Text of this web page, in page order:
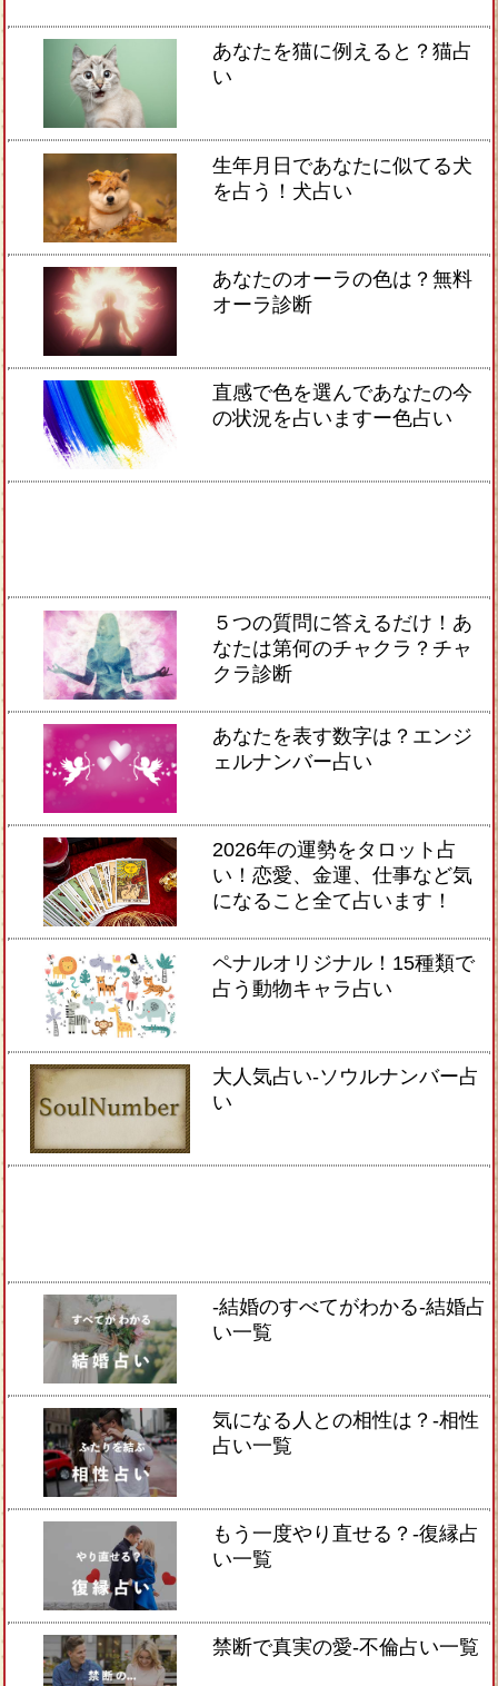
あなたを猫に例えると？猫占
い
生年月日であなたに似てる犬
を占う！犬占い
あなたのオーラの色は？無料
オーラ診断
直感で色を選んであなたの今
の状況を占いますー色占い
５つの質問に答えるだけ！あ
なたは第何のチャクラ？チャ
クラ診断
あなたを表す数字は？エンジ
ェルナンバー占い
2026年の運勢をタロット占
い！恋愛、金運、仕事など気
になること全て占います！
ペナルオリジナル！15種類で
占う動物キャラ占い
大人気占い-ソウルナンバー占
い
-結婚のすべてがわかる-結婚占
い一覧
気になる人との相性は？-相性
占い一覧
もう一度やり直せる？-復縁占
い一覧
禁断で真実の愛-不倫占い一覧